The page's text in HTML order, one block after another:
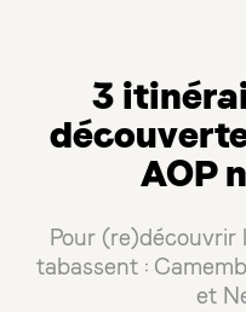
3
AOP
Pour (re)découvrir
tabassent :
et